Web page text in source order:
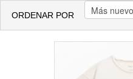
ORDENAR POR